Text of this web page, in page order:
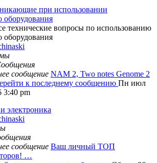
при использовании
оборудования
технические вопросы по использованию
оборудования
сообщение NAM 2, Two notes Genome 2
к последнему сообщению Пн июл
3:40 pm
электроника
сообщение Ваш личный ТОП
…